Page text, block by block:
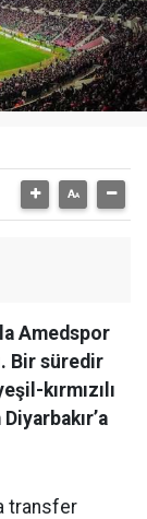
Amedspor
Bir süredir
kırmızılı
transfer